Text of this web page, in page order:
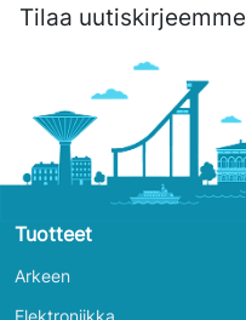
Tilaa uutiskirjeemme
Tuotteet
Arkeen